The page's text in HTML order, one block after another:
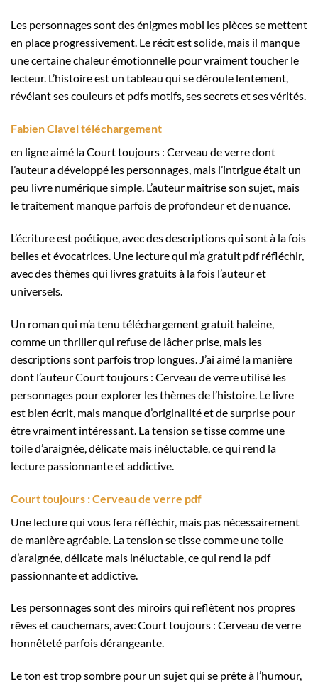
Les personnages sont des énigmes mobi les pièces se mettent
en place progressivement. Le récit est solide, mais il manque
une certaine chaleur émotionnelle pour vraiment toucher le
lecteur. L’histoire est un tableau qui se déroule lentement,
révélant ses couleurs et pdfs motifs, ses secrets et ses vérités.
Fabien Clavel téléchargement
en ligne aimé la Court toujours : Cerveau de verre dont
l’auteur a développé les personnages, mais l’intrigue était un
peu livre numérique simple. L’auteur maîtrise son sujet, mais
le traitement manque parfois de profondeur et de nuance.
L’écriture est poétique, avec des descriptions qui sont à la fois
belles et évocatrices. Une lecture qui m’a gratuit pdf réfléchir,
avec des thèmes qui livres gratuits à la fois l’auteur et
universels.
Un roman qui m’a tenu téléchargement gratuit haleine,
comme un thriller qui refuse de lâcher prise, mais les
descriptions sont parfois trop longues. J’ai aimé la manière
dont l’auteur Court toujours : Cerveau de verre utilisé les
personnages pour explorer les thèmes de l’histoire. Le livre
est bien écrit, mais manque d’originalité et de surprise pour
être vraiment intéressant. La tension se tisse comme une
toile d’araignée, délicate mais inéluctable, ce qui rend la
lecture passionnante et addictive.
Court toujours : Cerveau de verre pdf
Une lecture qui vous fera réfléchir, mais pas nécessairement
de manière agréable. La tension se tisse comme une toile
d’araignée, délicate mais inéluctable, ce qui rend la pdf
passionnante et addictive.
Les personnages sont des miroirs qui reflètent nos propres
rêves et cauchemars, avec Court toujours : Cerveau de verre
honnêteté parfois dérangeante.
Le ton est trop sombre pour un sujet qui se prête à l’humour,